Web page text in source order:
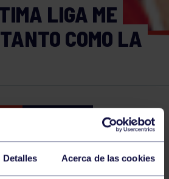
Detalles Acerca de las cookies
LIGA ME
COMO LA
04 MAY 2021